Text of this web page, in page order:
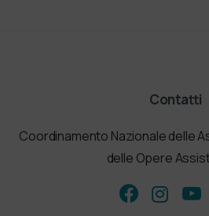
Contatti
Coordinamento Nazionale delle
delle Opere